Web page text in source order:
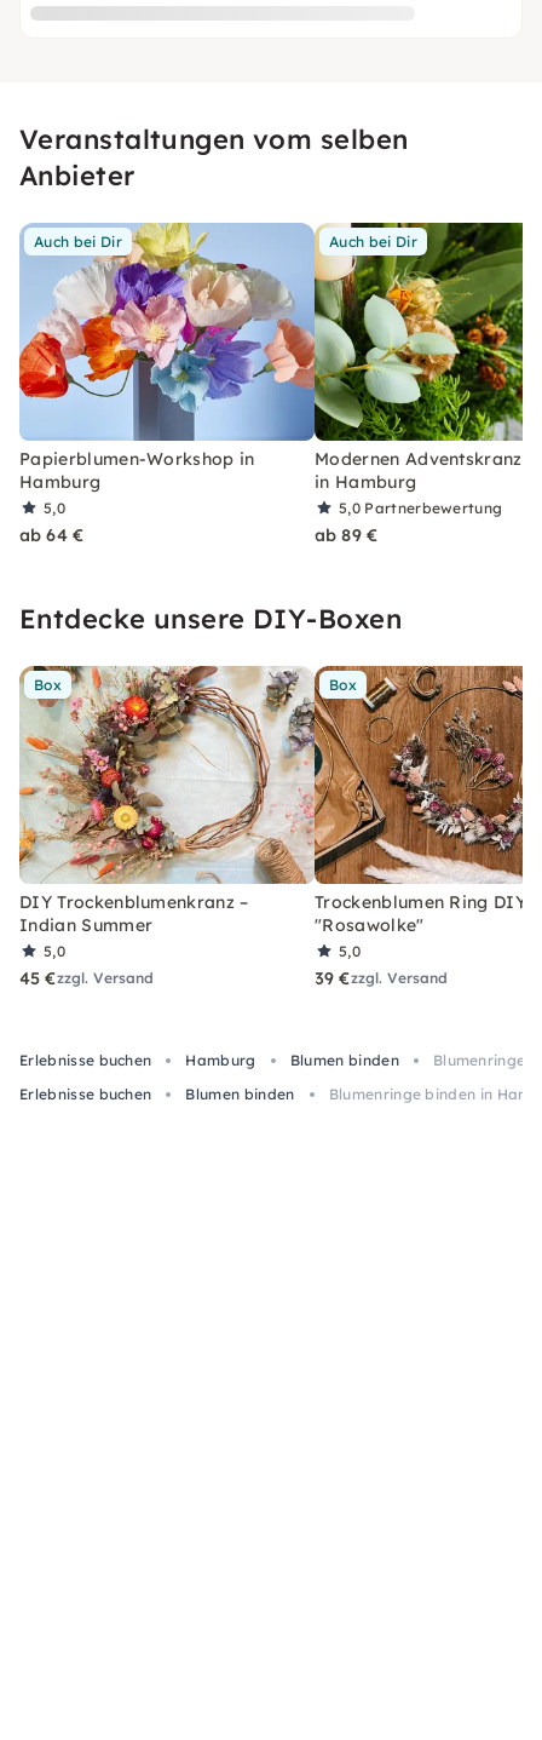
Veranstaltungen vom selben
Anbieter
Auch bei Dir
Papierblumen-Workshop in
Hamburg
5,0
ab 64 €
Auch bei Dir
Modernen Adventskranz
in Hamburg
5,0 Partnerbewertung
ab 89 €
Entdecke unsere DIY-Boxen
Box
DIY Trockenblumenkranz –
Indian Summer
5,0
45 €zzgl. Versand
Box
Trockenblumen Ring DIY-
"Rosawolke"
5,0
39 €zzgl. Versand
Erlebnisse buchen Hamburg Blumen binden
Blumenringe
Erlebnisse buchen
Blumen binden Blumenringe binden in